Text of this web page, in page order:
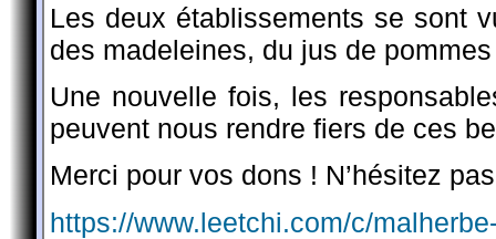
Les deux établissements se sont
des madeleines, du jus de
Une nouvelle fois, les
peuvent nous rendre fiers de ces
Merci pour vos dons ! N’hésitez
https://www.leetchi.com/c/